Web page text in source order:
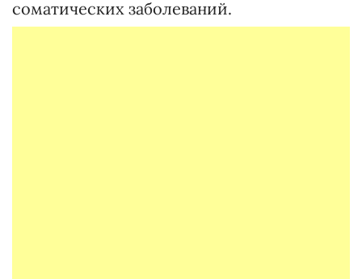
соматических заболеваний.